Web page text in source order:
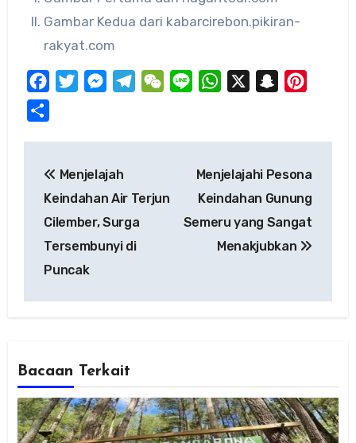
Gambar Kedua dari kabarcirebon.pikiran-
rakyat.com
FacebookTwitterMessengerTelegramWeChat
Line WhatsApp Snapchat
navigation
Menjelajah
Keindahan Air Terjun
Cilember, Surga
Tersembunyi di
Puncak
Menjelajahi Pesona
Keindahan Gunung
Semeru yang Sangat
Menakjubkan
Bacaan Terkait